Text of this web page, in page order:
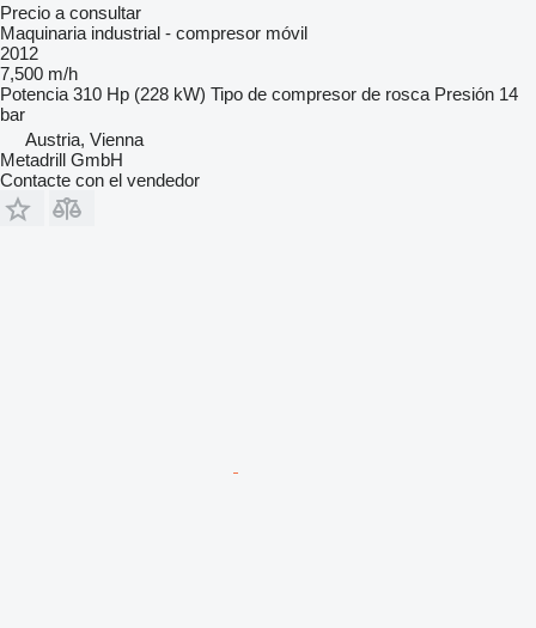
Precio a consultar
Maquinaria industrial - compresor móvil
2012
7,500 m/h
Potencia 310 Hp (228 kW) Tipo de compresor de rosca Presión 14
bar
Austria, Vienna
Metadrill GmbH
Contacte con el vendedor